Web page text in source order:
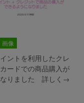
画像
ントを利用したクレ
ードでの商品購入が
りました 詳しく→